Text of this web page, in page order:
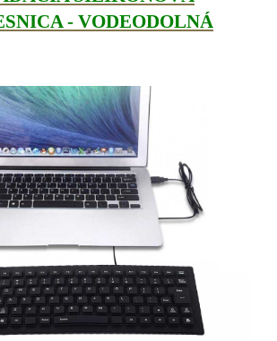
- VODEODOLNÁ